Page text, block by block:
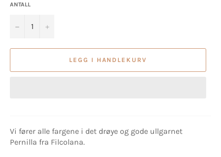
ANTALL
− +
LEGG I HANDLEKURV
Vi fører alle fargene i det drøye og gode ullgarnet
Pernilla fra Filcolana.